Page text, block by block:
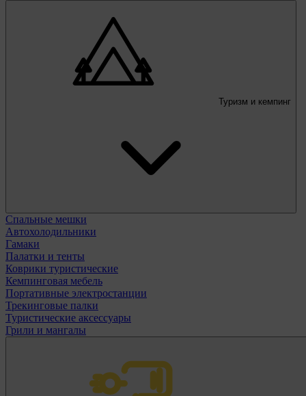
Туризм и кемпинг
Спальные мешки
Автохолодильники
Гамаки
Палатки и тенты
Коврики туристические
Кемпинговая мебель
Портативные электростанции
Трекинговые палки
Туристические аксессуары
Грили и мангалы